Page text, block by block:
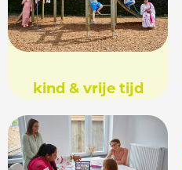
kind & vrije tijd